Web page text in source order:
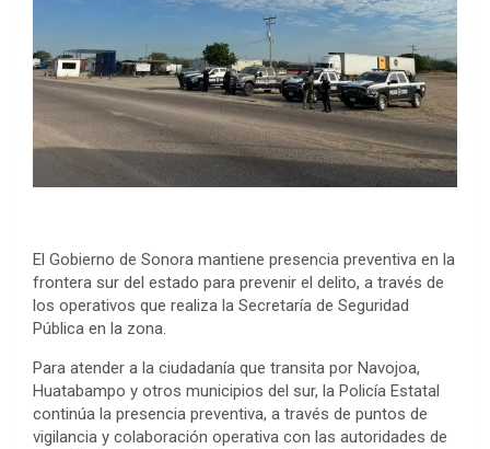
El Gobierno de Sonora mantiene presencia preventiva en la
frontera sur del estado para prevenir el delito, a través de
los operativos que realiza la Secretaría de Seguridad
Pública en la zona.
Para atender a la ciudadanía que transita por Navojoa,
Huatabampo y otros municipios del sur, la Policía Estatal
continúa la presencia preventiva, a través de puntos de
vigilancia y colaboración operativa con las autoridades de